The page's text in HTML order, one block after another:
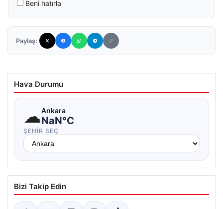
Beni hatırla
Paylaş:
Hava Durumu
☁Ankara
NaN°C
ŞEHIR SEÇ
Bizi Takip Edin